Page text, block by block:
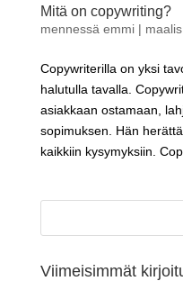
Mitä on copywriting?
mennessä emmi|
Copywriterilla on yksi
halutulla tavalla.
asiakkaan ostamaan,
sopimuksen. Hän
kaikkiin kysymyksiin.
Haku:
Viimeisimmät